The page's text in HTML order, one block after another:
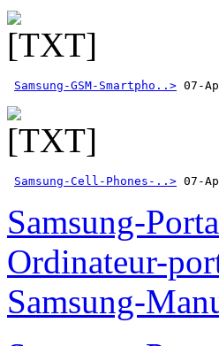
Samsung-GSM-Smartpho..>
Samsung-Cell-Phones-..> 07-
Samsung-
Ordinateur-
Samsung-